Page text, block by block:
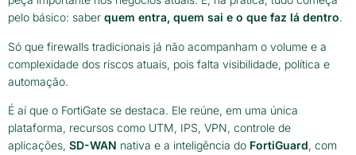
pelo básico: saber quem entra, quem sai e o que faz lá dentro.
Só que firewalls tradicionais já não acompanham o volume e a
complexidade dos riscos atuais, pois falta visibilidade, política e
automação.
É aí que o FortiGate se destaca. Ele reúne, em uma única
plataforma, recursos como UTM, IPS, VPN, controle de
aplicações, SD-WAN nativa e a inteligência do FortiGuard, com